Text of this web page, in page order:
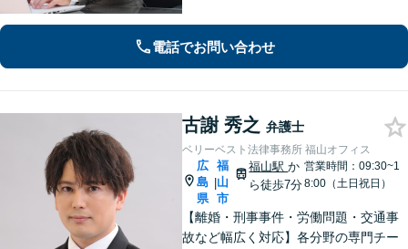
遺言・相続、債務整理など、幅広い分
野に対応」
電話でお問い合わせ
古謝 秀之 弁護士
ベリーベスト法律事務所 福山オフィス
広
島
県
|
福
山
市
福山駅か
ら徒歩7分
営業時間：09:30~1
8:00（土日祝日）
【離婚・刑事事件・労働問題・交通事
故など幅広く対応】各分野の専門チー